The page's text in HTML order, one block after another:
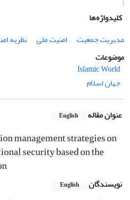
کلیدواژه‌ها
مدیریت جمعیت
امنیت ملی
نظریه
موضوعات
Islamic World
جهان اسلام
عنوان مقاله English
management strategies on
security based on the
نویسندگان English